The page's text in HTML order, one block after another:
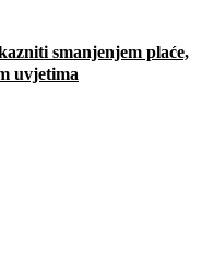
smanjenjem plaće,
uvjetima